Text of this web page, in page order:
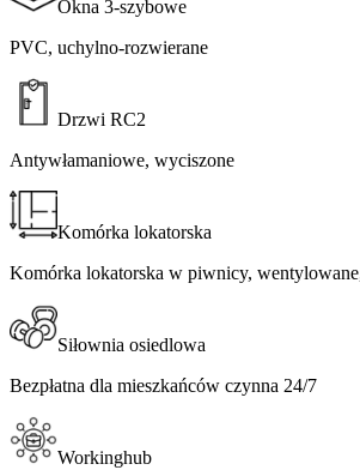
Okna 3-szybowe​​​​‌ ‍ ​‍​‍‌‍ ‌ ​‍‌‍‍‌‌‍‌ ‌‍‍‌‌‍ ‍​‍​‍​ ‍‍​‍​‍‌ ​ ‌‍​‌‌‍ ‍‌‍‍‌‌ ‌​‌ ‍‌​‍ ‍‌‍‍‌‌‍ ​‍​‍​‍ ​​‍​‍‌‍‍​‌ ​‍‌‍‌‌‌‍‌‍​‍​‍​ ‍‍​‍​‍​‍ ‌ ​ ‌ ‌​‌ ‌‌‌‍‌​‌‍‍‌‌‍ ​‍ ‌‍‍‌‌‍ ‍‌ ‌​‌‍‌‌‌‍ ‍‌ ‌​​‍ ‌‍‌‌‌‍‌​‌‍‍‌‌ ‌​​‍ ‌‍ ‌‌‍ ‌‍‌​‌‍‌‌​ ‌‌ ​​‌ ​‍‌‍‌‌‌ ​ ‌‍‌‌‌‍ ‍‌ ‌​‌‍​‌‌ ‌​‌‍‍‌‌‍ ‌‍ ‍​ ‍ ‌‍‍‌‌‍‌​​ ‌​ ‍​‌‍​‍​ ‌​​ ‌ ​ ‌‍‌‍​ ​ ‌​‌‍‌​​‍ ‌‌‍‌‌‌‍​‌​ ‌​​ ‍​​‍ ‌​ ‌​​ ​​‌‍‌‍​ ​‌​‍ ‌​ ‍‌​ ​‍‌‍‌​​ ​​​‍ ‌‌‍​‌‌‍​ ​ ‍‌​ ‌​‌‍‌‍‌‍​‍​ ‌ ‌‍​‍​ ​‍​ ​​​ ​​‌‍‌​​ ‍ ‌ ‌​‌ ‍‌‌ ​​‌‍‌‌​ ‌‌‍‌‌‌ ​‌‌ ‌‌‌‍‍‌‌ ​​‌‍ ‌‌‍‌‌‌‍ ‍‌ ‌​‌​‍‌‌ ‌​‌‍‌‌‌‍ ‌​ ‍ ‌ ​​‌‍​‌‌ ‌​‌‍‍​​ ‌‌‍ ‍‌‍​‌‌‍ ‌‌‍‌‌​ ‌‍​‍‌‍​‌‌ ​ ‌‍‌‌‌‌‌‌‌ ​‍‌‍ ​​ ‌​‍‌‌​ ​‍‌​‌‍‌ ​ ‌ ‌​‌ ‌‌‌‍‌​‌‍‍‌‌‍ ​‍‌‍‌‍‍‌‌‍‌​​ ‌​ ‍​‌‍​‍​ ‌​​ ‌ ​ ‌‍‌‍​ ​ ‌​‌‍‌​​‍ ‌‌‍‌‌‌‍​‌​ ‌​​ ‍​​‍ ‌​ ‌​​ ​​‌‍‌‍​ ​‌​‍ ‌​ ‍‌​ ​‍‌‍‌​​ ​​​‍ ‌‌‍​‌‌‍​ ​ ‍‌​ ‌​‌‍‌‍‌‍​‍​ ‌ ‌‍​‍​ ​‍​ ​​​ ​​‌‍‌​​‍‌‍‌ ‌​‌ ‍‌‌ ​​‌‍‌‌​ ‌‌‍‌‌‌ ​‌‌ ‌‌‌‍‍‌‌ ​​‌‍ ‌‌‍‌‌‌‍ ‍‌ ‌​‌​‍‌‌ ‌​‌‍‌‌‌‍ ‌​‍‌‍‌ ​​‌‍​‌‌ ‌​‌‍‍​​ ‌‌‍ ‍‌‍​‌‌‍ ‌‌‍‌‌​‍‌‍‌ ​​‌‍‌‌‌ ​‍‌ ​ ‌ ​​‌‍‌‌‌‍​ ‌ ‌​‌‍‍‌‌ ‌‍‌‍‌‌​ ‌‌ ​​‌ ‌‌‌‍​‍‌‍ ​‌‍‍‌‌ ​ ‌‍‍​‌‍‌‌‌‍‌​​‍​‍‌ ‌
PVC, uchylno-rozwierane​​​​‌ ‍ ​‍​‍‌‍ ‌ ​‍‌‍‍‌‌‍‌ ‌‍‍‌‌‍ ‍​‍​‍​ ‍‍​‍​‍‌ ​ ‌‍​‌‌‍ ‍‌‍‍‌‌ ‌​‌ ‍‌​‍ ‍‌‍‍‌‌‍ ​‍​‍​‍ ​​‍​‍‌‍‍​‌ ​‍‌‍‌‌‌‍‌‍​‍​‍​ ‍‍​‍​‍​‍ ‌ ​ ‌ ‌​‌ ‌‌‌‍‌​‌‍‍‌‌‍ ​‍ ‌‍‍‌‌‍ ‍‌ ‌​‌‍‌‌‌‍ ‍‌ ‌​​‍ ‌‍‌‌‌‍‌​‌‍‍‌‌ ‌​​‍ ‌‍ ‌‌‍ ‌‍‌​‌‍‌‌​ ‌‌ ​​‌ ​‍‌‍‌‌‌ ​ ‌‍‌‌‌‍ ‍‌ ‌​‌‍​‌‌ ‌​‌‍‍‌‌‍ ‌‍ ‍​ ‍ ‌‍‍‌‌‍‌​​ ‌​ ‍​‌‍​‍​ ‌​​ ‌ ​ ‌‍‌‍​ ​ ‌​‌‍‌​​‍ ‌‌‍‌‌‌‍​‌​ ‌​​ ‍​​‍ ‌​ ‌​​ ​​‌‍‌‍​ ​‌​‍ ‌​ ‍‌​ ​‍‌‍‌​​ ​​​‍ ‌‌‍​‌‌‍​ ​ ‍‌​ ‌​‌‍‌‍‌‍​‍​ ‌ ‌‍​‍​ ​‍​ ​​​ ​​‌‍‌​​ ‍ ‌ ‌​‌ ‍‌‌ ​​‌‍‌‌​ ‌‌‍‌‌‌ ​‌‌ ‌‌‌‍‍‌‌ ​​‌‍ ‌‌‍‌‌‌‍ ‍‌ ‌​‌​‍‌‌ ‌​‌‍‌‌‌‍ ‌​ ‍ ‌ ​​‌‍​‌‌ ‌​‌‍‍​​ ‌‌‍‌​‌‍‌‌‌ ​ ‌‍​ ‌ ​‍‌‍‍‌‌ ​​‌ ‌​‌‍‍‌‌‍ ‌‍ ‍​ ‌‍​‍‌‍​‌‌ ​ ‌‍‌‌‌‌‌‌‌ ​‍‌‍ ​​ ‌​‍‌‌​ ​‍‌​‌‍‌ ​ ‌ ‌​‌ ‌‌‌‍‌​‌‍‍‌‌‍ ​‍‌‍‌‍‍‌‌‍‌​​ ‌​ ‍​‌‍​‍​ ‌​​ ‌ ​ ‌‍‌‍​ ​ ‌​‌‍‌​​‍ ‌‌‍‌‌‌‍​‌​ ‌​​ ‍​​‍ ‌​ ‌​​ ​​‌‍‌‍​ ​‌​‍ ‌​ ‍‌​ ​‍‌‍‌​​ ​​​‍ ‌‌‍​‌‌‍​ ​ ‍‌​ ‌​‌‍‌‍‌‍​‍​ ‌ ‌‍​‍​ ​‍​ ​​​ ​​‌‍‌​​‍‌‍‌ ‌​‌ ‍‌‌ ​​‌‍‌‌​ ‌‌‍‌‌‌ ​‌‌ ‌‌‌‍‍‌‌ ​​‌‍ ‌‌‍‌‌‌‍ ‍‌ ‌​‌​‍‌‌ ‌​‌‍‌‌‌‍ ‌​‍‌‍‌ ​​‌‍​‌‌ ‌​‌‍‍​​ ‌‌‍‌​‌‍‌‌‌ ​ ‌‍​ ‌ ​‍‌‍‍‌‌ ​​‌ ‌​‌‍‍‌‌‍ ‌‍ ‍​‍‌‍‌ ​​‌‍‌‌‌ ​‍‌ ​ ‌ ​​‌‍‌‌‌‍​ ‌ ‌​‌‍‍‌‌ ‌‍‌‍‌‌​ ‌‌ ​​‌ ‌‌‌‍​‍‌‍ ​‌‍‍‌‌ ​ ‌‍‍​‌‍‌‌‌‍‌​​‍​‍‌ ‌
Drzwi RC2​​​​‌ ‍ ​‍​‍‌‍ ‌ ​‍‌‍‍‌‌‍‌ ‌‍‍‌‌‍ ‍​‍​‍​ ‍‍​‍​‍‌ ​ ‌‍​‌‌‍ ‍‌‍‍‌‌ ‌​‌ ‍‌​‍ ‍‌‍‍‌‌‍ ​‍​‍​‍ ​​‍​‍‌‍‍​‌ ​‍‌‍‌‌‌‍‌‍​‍​‍​ ‍‍​‍​‍​‍ ‌ ​ ‌ ‌​‌ ‌‌‌‍‌​‌‍‍‌‌‍ ​‍ ‌‍‍‌‌‍ ‍‌ ‌​‌‍‌‌‌‍ ‍‌ ‌​​‍ ‌‍‌‌‌‍‌​‌‍‍‌‌ ‌​​‍ ‌‍ ‌‌‍ ‌‍‌​‌‍‌‌​ ‌‌ ​​‌ ​‍‌‍‌‌‌ ​ ‌‍‌‌‌‍ ‍‌ ‌​‌‍​‌‌ ‌​‌‍‍‌‌‍ ‌‍ ‍​ ‍ ‌‍‍‌‌‍‌​​ ‌​ ​‍‌‍‌‌​ ‌​​ ‍‌‌‍​ ‌‍‌‍‌‍‌‌​ ‌‌​‍ ‌​ ​‌​ ​‍​ ‍​​ ‌​​‍ ‌​ ‌​​ ​‌‌‍​ ​ ‍‌​‍ ‌​ ‍‌​ ​‍​ ​‍‌‍‌‍​‍ ‌‌‍​‌‌‍​‍​ ‌‌​ ​‍‌‍​ ​ ‌ ​ ​​‌‍‌‍‌‍‌‍​ ‌ ​ ​ ​ ​‍​ ‍ ‌ ‌​‌ ‍‌‌ ​​‌‍‌‌​ ‌‌‍‌‌‌ ​‌‌ ‌‌‌‍‍‌‌ ​​‌‍ ‌‌‍‌‌‌‍ ‍‌ ‌​‌​‍‌‌ ‌​‌‍‌‌‌‍ ‌​ ‍ ‌ ​​‌‍​‌‌ ‌​‌‍‍​​ ‌‌‍ ‍‌‍​‌‌‍ ‌‌‍‌‌​ ‌‍​‍‌‍​‌‌ ​ ‌‍‌‌‌‌‌‌‌ ​‍‌‍ ​​ ‌​‍‌‌​ ​‍‌​‌‍‌ ​ ‌ ‌​‌ ‌‌‌‍‌​‌‍‍‌‌‍ ​‍‌‍‌‍‍‌‌‍‌​​ ‌​ ​‍‌‍‌‌​ ‌​​ ‍‌‌‍​ ‌‍‌‍‌‍‌‌​ ‌‌​‍ ‌​ ​‌​ ​‍​ ‍​​ ‌​​‍ ‌​ ‌​​ ​‌‌‍​ ​ ‍‌​‍ ‌​ ‍‌​ ​‍​ ​‍‌‍‌‍​‍ ‌‌‍​‌‌‍​‍​ ‌‌​ ​‍‌‍​ ​ ‌ ​ ​​‌‍‌‍‌‍‌‍​ ‌ ​ ​ ​ ​‍​‍‌‍‌ ‌​‌ ‍‌‌ ​​‌‍‌‌​ ‌‌‍‌‌‌ ​‌‌ ‌‌‌‍‍‌‌ ​​‌‍ ‌‌‍‌‌‌‍ ‍‌ ‌​‌​‍‌‌ ‌​‌‍‌‌‌‍ ‌​‍‌‍‌ ​​‌‍​‌‌ ‌​‌‍‍​​ ‌‌‍ ‍‌‍​‌‌‍ ‌‌‍‌‌​‍‌‍‌ ​​‌‍‌‌‌ ​‍‌ ​ ‌ ​​‌‍‌‌‌‍​ ‌ ‌​‌‍‍‌‌ ‌‍‌‍‌‌​ ‌‌ ​​‌ ‌‌‌‍​‍‌‍ ​‌‍‍‌‌ ​ ‌‍‍​‌‍‌‌‌‍‌​​‍​‍‌ ‌
Antywłamaniowe, wyciszone​​​​‌ ‍ ​‍​‍‌‍ ‌ ​‍‌‍‍‌‌‍‌ ‌‍‍‌‌‍ ‍​‍​‍​ ‍‍​‍​‍‌ ​ ‌‍​‌‌‍ ‍‌‍‍‌‌ ‌​‌ ‍‌​‍ ‍‌‍‍‌‌‍ ​‍​‍​‍ ​​‍​‍‌‍‍​‌ ​‍‌‍‌‌‌‍‌‍​‍​‍​ ‍‍​‍​‍​‍ ‌ ​ ‌ ‌​‌ ‌‌‌‍‌​‌‍‍‌‌‍ ​‍ ‌‍‍‌‌‍ ‍‌ ‌​‌‍‌‌‌‍ ‍‌ ‌​​‍ ‌‍‌‌‌‍‌​‌‍‍‌‌ ‌​​‍ ‌‍ ‌‌‍ ‌‍‌​‌‍‌‌​ ‌‌ ​​‌ ​‍‌‍‌‌‌ ​ ‌‍‌‌‌‍ ‍‌ ‌​‌‍​‌‌ ‌​‌‍‍‌‌‍ ‌‍ ‍​ ‍ ‌‍‍‌‌‍‌​​ ‌​ ​‍‌‍‌‌​ ‌​​ ‍‌‌‍​ ‌‍‌‍‌‍‌‌​ ‌‌​‍ ‌​ ​‌​ ​‍​ ‍​​ ‌​​‍ ‌​ ‌​​ ​‌‌‍​ ​ ‍‌​‍ ‌​ ‍‌​ ​‍​ ​‍‌‍‌‍​‍ ‌‌‍​‌‌‍​‍​ ‌‌​ ​‍‌‍​ ​ ‌ ​ ​​‌‍‌‍‌‍‌‍​ ‌ ​ ​ ​ ​‍​ ‍ ‌ ‌​‌ ‍‌‌ ​​‌‍‌‌​ ‌‌‍‌‌‌ ​‌‌ ‌‌‌‍‍‌‌ ​​‌‍ ‌‌‍‌‌‌‍ ‍‌ ‌​‌​‍‌‌ ‌​‌‍‌‌‌‍ ‌​ ‍ ‌ ​​‌‍​‌‌ ‌​‌‍‍​​ ‌‌‍‌​‌‍‌‌‌ ​ ‌‍​ ‌ ​‍‌‍‍‌‌ ​​‌ ‌​‌‍‍‌‌‍ ‌‍ ‍​ ‌‍​‍‌‍​‌‌ ​ ‌‍‌‌‌‌‌‌‌ ​‍‌‍ ​​ ‌​‍‌‌​ ​‍‌​‌‍‌ ​ ‌ ‌​‌ ‌‌‌‍‌​‌‍‍‌‌‍ ​‍‌‍‌‍‍‌‌‍‌​​ ‌​ ​‍‌‍‌‌​ ‌​​ ‍‌‌‍​ ‌‍‌‍‌‍‌‌​ ‌‌​‍ ‌​ ​‌​ ​‍​ ‍​​ ‌​​‍ ‌​ ‌​​ ​‌‌‍​ ​ ‍‌​‍ ‌​ ‍‌​ ​‍​ ​‍‌‍‌‍​‍ ‌‌‍​‌‌‍​‍​ ‌‌​ ​‍‌‍​ ​ ‌ ​ ​​‌‍‌‍‌‍‌‍​ ‌ ​ ​ ​ ​‍​‍‌‍‌ ‌​‌ ‍‌‌ ​​‌‍‌‌​ ‌‌‍‌‌‌ ​‌‌ ‌‌‌‍‍‌‌ ​​‌‍ ‌‌‍‌‌‌‍ ‍‌ ‌​‌​‍‌‌ ‌​‌‍‌‌‌‍ ‌​‍‌‍‌ ​​‌‍​‌‌ ‌​‌‍‍​​ ‌‌‍‌​‌‍‌‌‌ ​ ‌‍​ ‌ ​‍‌‍‍‌‌ ​​‌ ‌​‌‍‍‌‌‍ ‌‍ ‍​‍‌‍‌ ​​‌‍‌‌‌ ​‍‌ ​ ‌ ​​‌‍‌‌‌‍​ ‌ ‌​‌‍‍‌‌ ‌‍‌‍‌‌​ ‌‌ ​​‌ ‌‌‌‍​‍‌‍ ​‌‍‍‌‌ ​ ‌‍‍​‌‍‌‌‌‍‌​​‍​‍‌ ‌
Komórka lokatorska​​​​‌ ‍ ​‍​‍‌‍ ‌ ​‍‌‍‍‌‌‍‌ ‌‍‍‌‌‍ ‍​‍​‍​ ‍‍​‍​‍‌ ​ ‌‍​‌‌‍ ‍‌‍‍‌‌ ‌​‌ ‍‌​‍ ‍‌‍‍‌‌‍ ​‍​‍​‍ ​​‍​‍‌‍‍​‌ ​‍‌‍‌‌‌‍‌‍​‍​‍​ ‍‍​‍​‍​‍ ‌ ​ ‌ ‌​‌ ‌‌‌‍‌​‌‍‍‌‌‍ ​‍ ‌‍‍‌‌‍ ‍‌ ‌​‌‍‌‌‌‍ ‍‌ ‌​​‍ ‌‍‌‌‌‍‌​‌‍‍‌‌ ‌​​‍ ‌‍ ‌‌‍ ‌‍‌​‌‍‌‌​ ‌‌ ​​‌ ​‍‌‍‌‌‌ ​ ‌‍‌‌‌‍ ‍‌ ‌​‌‍​‌‌ ‌​‌‍‍‌‌‍ ‌‍ ‍​ ‍ ‌‍‍‌‌‍‌​​ ‌​ ‌‌​ ‌‌​ ​‌​ ‌‌‌‍​‌​ ​​​ ‌‍​ ​‍​‍ ‌​ ‍‌‌‍​ ​ ​‌​ ​​​‍ ‌​ ‌​‌‍‌‌​ ​​​ ‌‍​‍ ‌​ ‍​‌‍​‌​ ‌‌‌‍‌‍​‍ ‌​ ​ ​ ​​​ ‌‍​ ‌​​ ​​​ ​‍‌‍‌‌​ ‌‍​ ‌‍‌‍‌​​ ​‍‌‍​‌​ ‍ ‌ ‌​‌ ‍‌‌ ​​‌‍‌‌​ ‌‌‍‌‌‌ ​‌‌ ‌‌‌‍‍‌‌ ​​‌‍ ‌‌‍‌‌‌‍ ‍‌ ‌​‌​‍‌‌ ‌​‌‍‌‌‌‍ ‌​ ‍ ‌ ​​‌‍​‌‌ ‌​‌‍‍​​ ‌‌‍ ‍‌‍​‌‌‍ ‌‌‍‌‌​ ‌‍​‍‌‍​‌‌ ​ ‌‍‌‌‌‌‌‌‌ ​‍‌‍ ​​ ‌​‍‌‌​ ​‍‌​‌‍‌ ​ ‌ ‌​‌ ‌‌‌‍‌​‌‍‍‌‌‍ ​‍‌‍‌‍‍‌‌‍‌​​ ‌​ ‌‌​ ‌‌​ ​‌​ ‌‌‌‍​‌​ ​​​ ‌‍​ ​‍​‍ ‌​ ‍‌‌‍​ ​ ​‌​ ​​​‍ ‌​ ‌​‌‍‌‌​ ​​​ ‌‍​‍ ‌​ ‍​‌‍​‌​ ‌‌‌‍‌‍​‍ ‌​ ​ ​ ​​​ ‌‍​ ‌​​ ​​​ ​‍‌‍‌‌​ ‌‍​ ‌‍‌‍‌​​ ​‍‌‍​‌​‍‌‍‌ ‌​‌ ‍‌‌ ​​‌‍‌‌​ ‌‌‍‌‌‌ ​‌‌ ‌‌‌‍‍‌‌ ​​‌‍ ‌‌‍‌‌‌‍ ‍‌ ‌​‌​‍‌‌ ‌​‌‍‌‌‌‍ ‌​‍‌‍‌ ​​‌‍​‌‌ ‌​‌‍‍​​ ‌‌‍ ‍‌‍​‌‌‍ ‌‌‍‌‌​‍‌‍‌ ​​‌‍‌‌‌ ​‍‌ ​ ‌ ​​‌‍‌‌‌‍​ ‌ ‌​‌‍‍‌‌ ‌‍‌‍‌‌​ ‌‌ ​​‌ ‌‌‌‍​‍‌‍ ​‌‍‍‌‌ ​ ‌‍‍​‌‍‌‌‌‍‌​​‍​‍‌ ‌
Komórka lokatorska w piwnicy, wentylowane, oświetlenie LED​​​​‌
Siłownia osiedlowa​​​​‌ ‍ ​‍​‍‌‍ ‌ ​‍‌‍‍‌‌‍‌ ‌‍‍‌‌‍ ‍​‍​‍​ ‍‍​‍​‍‌ ​ ‌‍​‌‌‍ ‍‌‍‍‌‌ ‌​‌ ‍‌​‍ ‍‌‍‍‌‌‍ ​‍​‍​‍ ​​‍​‍‌‍‍​‌ ​‍‌‍‌‌‌‍‌‍​‍​‍​ ‍‍​‍​‍​‍ ‌ ​ ‌ ‌​‌ ‌‌‌‍‌​‌‍‍‌‌‍ ​‍ ‌‍‍‌‌‍ ‍‌ ‌​‌‍‌‌‌‍ ‍‌ ‌​​‍ ‌‍‌‌‌‍‌​‌‍‍‌‌ ‌​​‍ ‌‍ ‌‌‍ ‌‍‌​‌‍‌‌​ ‌‌ ​​‌ ​‍‌‍‌‌‌ ​ ‌‍‌‌‌‍ ‍‌ ‌​‌‍​‌‌ ‌​‌‍‍‌‌‍ ‌‍ ‍​ ‍ ‌‍‍‌‌‍‌​​ ‌​ ‌‍​ ​​‌‍​‍‌‍​‍​ ‍​‌‍‌‍‌‍‌‌‌‍‌‍​‍ ‌​ ‌ ‌‍​ ​ ​‍‌‍‌‍​‍ ‌​ ‌​‌‍​ ​ ‌​​ ​‍​‍ ‌‌‍​‌‌‍​ ‌‍​ ​ ‌ ​‍ ‌‌‍‌‍​ ‌‌​ ‌‌​ ‌‍​ ​​​ ‍​​ ‍​‌‍​‍​ ​‌​ ‌​‌‍‌‍​ ‌ ​ ‍ ‌ ‌​‌ ‍‌‌ ​​‌‍‌‌​ ‌‌‍‌‌‌ ​‌‌ ‌‌‌‍‍‌‌ ​​‌‍ ‌‌‍‌‌‌‍ ‍‌ ‌​‌​‍‌‌ ‌​‌‍‌‌‌‍ ‌​ ‍ ‌ ​​‌‍​‌‌ ‌​‌‍‍​​ ‌‌‍ ‍‌‍​‌‌‍ ‌‌‍‌‌​ ‌‍​‍‌‍​‌‌ ​ ‌‍‌‌‌‌‌‌‌ ​‍‌‍ ​​ ‌​‍‌‌​ ​‍‌​‌‍‌ ​ ‌ ‌​‌ ‌‌‌‍‌​‌‍‍‌‌‍ ​‍‌‍‌‍‍‌‌‍‌​​ ‌​ ‌‍​ ​​‌‍​‍‌‍​‍​ ‍​‌‍‌‍‌‍‌‌‌‍‌‍​‍ ‌​ ‌ ‌‍​ ​ ​‍‌‍‌‍​‍ ‌​ ‌​‌‍​ ​ ‌​​ ​‍​‍ ‌‌‍​‌‌‍​ ‌‍​ ​ ‌ ​‍ ‌‌‍‌‍​ ‌‌​ ‌‌​ ‌‍​ ​​​ ‍​​ ‍​‌‍​‍​ ​‌​ ‌​‌‍‌‍​ ‌ ​‍‌‍‌ ‌​‌ ‍‌‌ ​​‌‍‌‌​ ‌‌‍‌‌‌ ​‌‌ ‌‌‌‍‍‌‌ ​​‌‍ ‌‌‍‌‌‌‍ ‍‌ ‌​‌​‍‌‌ ‌​‌‍‌‌‌‍ ‌​‍‌‍‌ ​​‌‍​‌‌ ‌​‌‍‍​​ ‌‌‍ ‍‌‍​‌‌‍ ‌‌‍‌‌​‍‌‍‌ ​​‌‍‌‌‌ ​‍‌ ​ ‌ ​​‌‍‌‌‌‍​ ‌ ‌​‌‍‍‌‌ ‌‍‌‍‌‌​ ‌‌ ​​‌ ‌‌‌‍​‍‌‍ ​‌‍‍‌‌ ​ ‌‍‍​‌‍‌‌‌‍‌​​‍​‍‌ ‌
Bezpłatna dla mieszkańców czynna 24/7​​​​‌ ‍ ​‍​‍‌‍ ‌ ​‍‌‍‍‌‌‍‌ ‌‍‍‌‌‍ ‍​‍​‍​ ‍‍​‍​‍‌ ​ ‌‍​‌‌‍ ‍‌‍‍‌‌ ‌​‌ ‍‌​‍ ‍‌‍‍‌‌‍ ​‍​‍​‍ ​​‍​‍‌‍‍​‌ ​‍‌‍‌‌‌‍‌‍​‍​‍​ ‍‍​‍​‍​‍ ‌ ​ ‌ ‌​‌ ‌‌‌‍‌​‌‍‍‌‌‍ ​‍ ‌‍‍‌‌‍ ‍‌ ‌​‌‍‌‌‌‍ ‍‌ ‌​​‍ ‌‍‌‌‌‍‌​‌‍‍‌‌ ‌​​‍ ‌‍ ‌‌‍ ‌‍‌​‌‍‌‌​ ‌‌ ​​‌ ​‍‌‍‌‌‌ ​ ‌‍‌‌‌‍ ‍‌ ‌​‌‍​‌‌ ‌​‌‍‍‌‌‍ ‌‍ ‍​ ‍ ‌‍‍‌‌‍‌​​ ‌​ ‌‍​ ​​‌‍​‍‌‍​‍​ ‍​‌‍‌‍‌‍‌‌‌‍‌‍​‍ ‌​ ‌ ‌‍​ ​ ​‍‌‍‌‍​‍ ‌​ ‌​‌‍​ ​ ‌​​ ​‍​‍ ‌‌‍​‌‌‍​ ‌‍​ ​ ‌ ​‍ ‌‌‍‌‍​ ‌‌​ ‌‌​ ‌‍​ ​​​ ‍​​ ‍​‌‍​‍​ ​‌​ ‌​‌‍‌‍​ ‌ ​ ‍ ‌ ‌​‌ ‍‌‌ ​​‌‍‌‌​ ‌‌‍‌‌‌ ​‌‌ ‌‌‌‍‍‌‌ ​​‌‍ ‌‌‍‌‌‌‍ ‍‌ ‌​‌​‍‌‌ ‌​‌‍‌‌‌‍ ‌​ ‍ ‌ ​​‌‍​‌‌ ‌​‌‍‍​​ ‌‌‍‌​‌‍‌‌‌ ​ ‌‍​ ‌ ​‍‌‍‍‌‌ ​​‌ ‌​‌‍‍‌‌‍ ‌‍ ‍​ ‌‍​‍‌‍​‌‌ ​ ‌‍‌‌‌‌‌‌‌ ​‍‌‍ ​​ ‌​‍‌‌​ ​‍‌​‌‍‌ ​ ‌ ‌​‌ ‌‌‌‍‌​‌‍‍‌‌‍ ​‍‌‍‌‍‍‌‌‍‌​​ ‌​ ‌‍​ ​​‌‍​‍‌‍​‍​ ‍​‌‍‌‍‌‍‌‌‌‍‌‍​‍ ‌​ ‌ ‌‍​ ​ ​‍‌‍‌‍​‍ ‌​ ‌​‌‍​ ​ ‌​​ ​‍​‍ ‌‌‍​‌‌‍​ ‌‍​ ​ ‌ ​‍ ‌‌‍‌‍​ ‌‌​ ‌‌​ ‌‍​ ​​​ ‍​​ ‍​‌‍​‍​ ​‌​ ‌​‌‍‌‍​ ‌ ​‍‌‍‌ ‌​‌ ‍‌‌ ​​‌‍‌‌​ ‌‌‍‌‌‌ ​‌‌ ‌‌‌‍‍‌‌ ​​‌‍ ‌‌‍‌‌‌‍ ‍‌ ‌​‌​‍‌‌ ‌​‌‍‌‌‌‍ ‌​‍‌‍‌ ​​‌‍​‌‌ ‌​‌‍‍​​ ‌‌‍‌​‌‍‌‌‌ ​ ‌‍​ ‌ ​‍‌‍‍‌‌ ​​‌ ‌​‌‍‍‌‌‍ ‌‍ ‍​‍‌‍‌ ​​‌‍‌‌‌ ​‍‌ ​ ‌ ​​‌‍‌‌‌‍​ ‌ ‌​‌‍‍‌‌ ‌‍‌‍‌‌​ ‌‌ ​​‌ ‌‌‌‍​‍‌‍ ​‌‍‍‌‌ ​ ‌‍‍​‌‍‌‌‌‍‌​​‍​‍‌ ‌
Workinghub​​​​‌ ‍ ​‍​‍‌‍ ‌ ​‍‌‍‍‌‌‍‌ ‌‍‍‌‌‍ ‍​‍​‍​ ‍‍​‍​‍‌ ​ ‌‍​‌‌‍ ‍‌‍‍‌‌ ‌​‌ ‍‌​‍ ‍‌‍‍‌‌‍ ​‍​‍​‍ ​​‍​‍‌‍‍​‌ ​‍‌‍‌‌‌‍‌‍​‍​‍​ ‍‍​‍​‍​‍ ‌ ​ ‌ ‌​‌ ‌‌‌‍‌​‌‍‍‌‌‍ ​‍ ‌‍‍‌‌‍ ‍‌ ‌​‌‍‌‌‌‍ ‍‌ ‌​​‍ ‌‍‌‌‌‍‌​‌‍‍‌‌ ‌​​‍ ‌‍ ‌‌‍ ‌‍‌​‌‍‌‌​ ‌‌ ​​‌ ​‍‌‍‌‌‌ ​ ‌‍‌‌‌‍ ‍‌ ‌​‌‍​‌‌ ‌​‌‍‍‌‌‍ ‌‍ ‍​ ‍ ‌‍‍‌‌‍‌​​ ‌​ ​​​ ‌​​ ​‌​ ‌‌​ ‍​​ ‍​‌‍​‌‌‍‌‌​‍ ‌‌‍‌​‌‍​‌​ ​ ​ ‍‌​‍ ‌​ ‌​‌‍‌‍​ ‌‍​ ​ ​‍ ‌​ ‍​​ ​ ​ ‌‌‌‍‌‌​‍ ‌‌‍‌​​ ​‌​ ‌‌​ ​ ‌‍‌​‌‍‌‌​ ‌‌‌‍​ ‌‍​‍​ ‌‍‌‍​ ‌‍​‌​ ‍ ‌ ‌​‌ ‍‌‌ ​​‌‍‌‌​ ‌‌‍‌‌‌ ​‌‌ ‌‌‌‍‍‌‌ ​​‌‍ ‌‌‍‌‌‌‍ ‍‌ ‌​‌​‍‌‌ ‌​‌‍‌‌‌‍ ‌​ ‍ ‌ ​​‌‍​‌‌ ‌​‌‍‍​​ ‌‌‍ ‍‌‍​‌‌‍ ‌‌‍‌‌​ ‌‍​‍‌‍​‌‌ ​ ‌‍‌‌‌‌‌‌‌ ​‍‌‍ ​​ ‌​‍‌‌​ ​‍‌​‌‍‌ ​ ‌ ‌​‌ ‌‌‌‍‌​‌‍‍‌‌‍ ​‍‌‍‌‍‍‌‌‍‌​​ ‌​ ​​​ ‌​​ ​‌​ ‌‌​ ‍​​ ‍​‌‍​‌‌‍‌‌​‍ ‌‌‍‌​‌‍​‌​ ​ ​ ‍‌​‍ ‌​ ‌​‌‍‌‍​ ‌‍​ ​ ​‍ ‌​ ‍​​ ​ ​ ‌‌‌‍‌‌​‍ ‌‌‍‌​​ ​‌​ ‌‌​ ​ ‌‍‌​‌‍‌‌​ ‌‌‌‍​ ‌‍​‍​ ‌‍‌‍​ ‌‍​‌​‍‌‍‌ ‌​‌ ‍‌‌ ​​‌‍‌‌​ ‌‌‍‌‌‌ ​‌‌ ‌‌‌‍‍‌‌ ​​‌‍ ‌‌‍‌‌‌‍ ‍‌ ‌​‌​‍‌‌ ‌​‌‍‌‌‌‍ ‌​‍‌‍‌ ​​‌‍​‌‌ ‌​‌‍‍​​ ‌‌‍ ‍‌‍​‌‌‍ ‌‌‍‌‌​‍‌‍‌ ​​‌‍‌‌‌ ​‍‌ ​ ‌ ​​‌‍‌‌‌‍​ ‌ ‌​‌‍‍‌‌ ‌‍‌‍‌‌​ ‌‌ ​​‌ ‌‌‌‍​‍‌‍ ​‌‍‍‌‌ ​ ‌‍‍​‌‍‌‌‌‍‌​​‍​‍‌ ‌